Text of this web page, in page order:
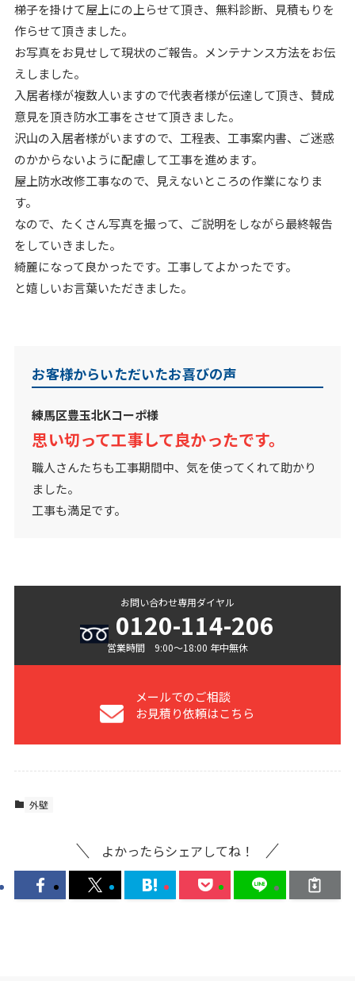
梯子を掛けて屋上にの上らせて頂き、無料診断、見積もりを
作らせて頂きました。
お写真をお見せして現状のご報告。メンテナンス方法をお伝
えしました。
入居者様が複数人いますので代表者様が伝達して頂き、賛成
意見を頂き防水工事をさせて頂きました。
沢山の入居者様がいますので、工程表、工事案内書、ご迷惑
のかからないように配慮して工事を進めます。
屋上防水改修工事なので、見えないところの作業になりま
す。
なので、たくさん写真を撮って、ご説明をしながら最終報告
をしていきました。
綺麗になって良かったです。工事してよかったです。
と嬉しいお言葉いただきました。
お客様からいただいたお喜びの声
練馬区豊玉北Kコーポ様
思い切って工事して良かったです。
職人さんたちも工事期間中、気を使ってくれて助かり
ました。
工事も満足です。
お問い合わせ専用ダイヤル
0120-114-206
営業時間 9:00〜18:00 年中無休
メールでのご相談
お見積り依頼はこちら
外壁
よかったらシェアしてね！